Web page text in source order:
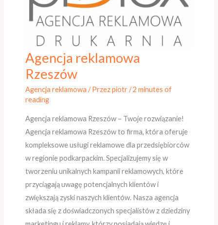
Agencja reklamowa
Rzeszów
Agencja reklamowa / Przezpiotr/2 minutes of
reading
Agencja reklamowa Rzeszów – Twoje rozwiązanie!
Agencja reklamowa Rzeszów to firma, która oferuje
kompleksowe usługi reklamowe dla przedsiębiorców
w regionie podkarpackim. Specjalizujemy się w
tworzeniu unikalnych kampanii reklamowych, które
przyciągają uwagę potencjalnych klientów i
zwiększają zyski naszych klientów. Nasza agencja
składa się z doświadczonych specjalistów z dziedziny
Agencja
reklamowa